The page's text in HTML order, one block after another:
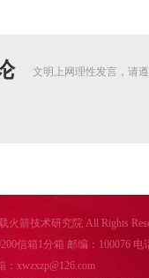
文明上网理性发言，请
火箭技术研究院 All Rights
信箱1分箱 邮编：100076 电
xwzxzp@126.com